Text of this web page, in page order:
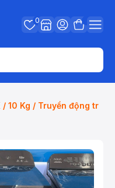
0
/ 10 Kg / Truyền động tr